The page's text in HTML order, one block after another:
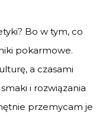
Bo w tym, co
pokarmowe.
a czasami
i rozwiązania
przemycam je